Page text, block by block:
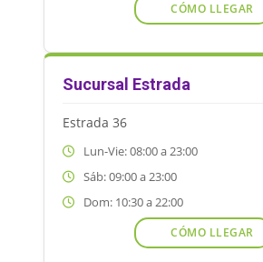
CÓMO LLEGAR
Sucursal Estrada
Estrada 36
Lun-Vie: 08:00 a 23:00
Sáb: 09:00 a 23:00
Dom: 10:30 a 22:00
CÓMO LLEGAR